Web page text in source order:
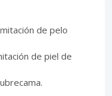
de pelo
de piel de